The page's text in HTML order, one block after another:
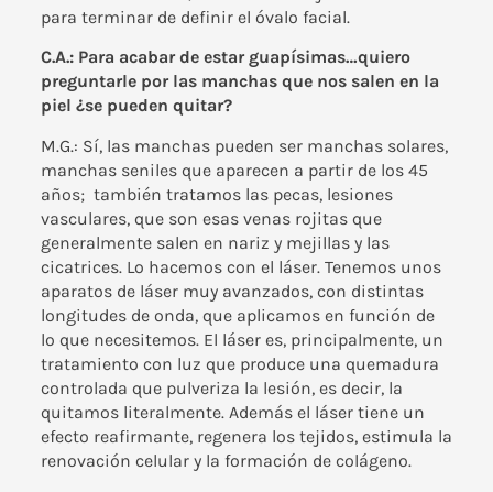
para terminar de definir el óvalo facial.
C.A.: Para acabar de estar guapísimas…quiero
preguntarle por las manchas que nos salen en la
piel ¿se pueden quitar?
M.G.: Sí, las manchas pueden ser manchas solares,
manchas seniles que aparecen a partir de los 45
años; también tratamos las pecas, lesiones
vasculares, que son esas venas rojitas que
generalmente salen en nariz y mejillas y las
cicatrices. Lo hacemos con el láser. Tenemos unos
aparatos de láser muy avanzados, con distintas
longitudes de onda, que aplicamos en función de
lo que necesitemos. El láser es, principalmente, un
tratamiento con luz que produce una quemadura
controlada que pulveriza la lesión, es decir, la
quitamos literalmente. Además el láser tiene un
efecto reafirmante, regenera los tejidos, estimula la
renovación celular y la formación de colágeno.